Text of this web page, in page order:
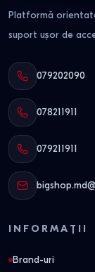
Platformă
suport ușor de
079202090
078211911
079211911
INFORMAȚII
Brand-uri